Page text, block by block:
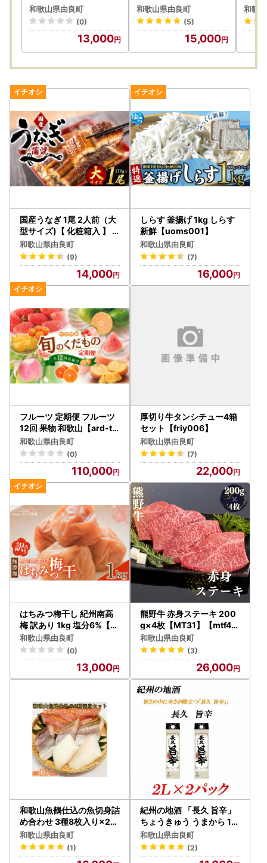
【baiko001】
和歌山県由良町
(0)
13,000
）180ml×6本 / レモン
果汁 調味料 ドレッシン
グ 飲料 ※2026年4月下
旬～2027年3月中旬順
次発送 【uttn127-set-6
和歌山県由良町
(5)
15,000
和歌
国産うなぎ 1尾 2人前（大
型サイズ)【 化粧箱入 】
【uot714A】
和歌山県由良町
(9)
14,000
しらす 釜揚げ 1kg しらす
新鮮【uoms001】
和歌山県由良町
(7)
16,000
フルーツ 定期便 フルーツ
12回 果物 和歌山【ard-tk
b901A】
和歌山県由良町
(0)
110,000
厚切り牛タンシチュー4箱
セット【friy006】
和歌山県由良町
(7)
22,000
はちみつ梅干し 紀州南高
梅 訳あり 1kg 塩分6%【b
aiko001】
和歌山県由良町
(0)
13,000
熊野牛 赤身ステーキ 200
g×4枚【MT31】【mtf417
】
和歌山県由良町
(3)
26,000
和歌山魚鶴仕込の魚切身詰
め合わせ 3種8枚入り×2セ
ット【uot743A】
和歌山県由良町
(1)
紀州の地酒 「長久 旨辛」
ちょうきゅう うまから 13
度 2L×2パック【EG07】
【evg907】
和歌山県由良町
(2)